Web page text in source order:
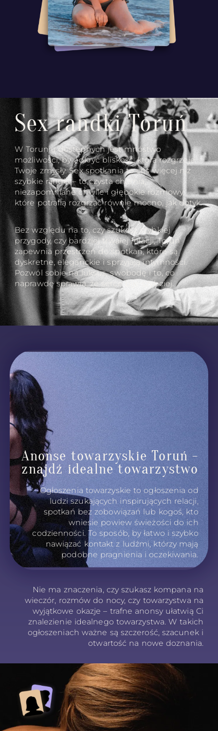
Sex randki Toruń
W Toruniu dostępnych jest mnóstwo
możliwości, by odkryć bliskość, która rozgrzeje
Twoje zmysły. Sex spotkania to coś więcej niż
szybkie randki – to czysta chemia,
niezapomniane chwile i głębokie rozmowy,
które potrafią rozgrzać równie mocno, jak dotyk.
Bez względu na to, czy szukasz szybkiej
przygody, czy bardziej trwałej relacji, Toruń
zapewnia przestrzeń do spotkań, które są
dyskretne, eleganckie i sprzyjają intymności.
Pozwól sobie na luksus, swobodę i to, co
naprawdę sprawia, że serce bije szybciej.
Anonse towarzyskie Toruń -
znajdź idealne towarzystwo
Ogłoszenia towarzyskie to ogłoszenia od
ludzi szukających inspirujących relacji,
spotkań bez zobowiązań lub kogoś, kto
wniesie powiew świeżości do ich
codzienności. To sposób, by łatwo i szybko
nawiązać kontakt z ludźmi, którzy mają
podobne pragnienia i oczekiwania.
Nie ma znaczenia, czy szukasz kompana na
wieczór, rozmów do nocy, czy towarzystwa na
wyjątkowe okazje – trafne anonsy ułatwią Ci
znalezienie idealnego towarzystwa. W takich
ogłoszeniach ważne są szczerość, szacunek i
otwartość na nowe doznania.